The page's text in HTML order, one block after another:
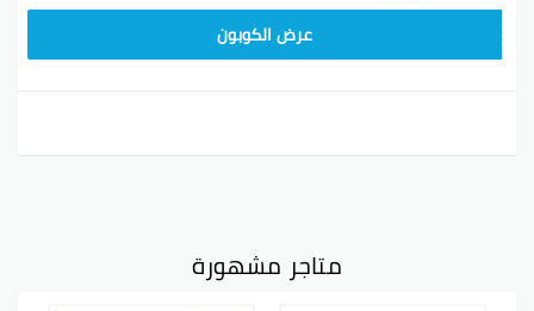
عرض الكوبون
متاجر مشهورة